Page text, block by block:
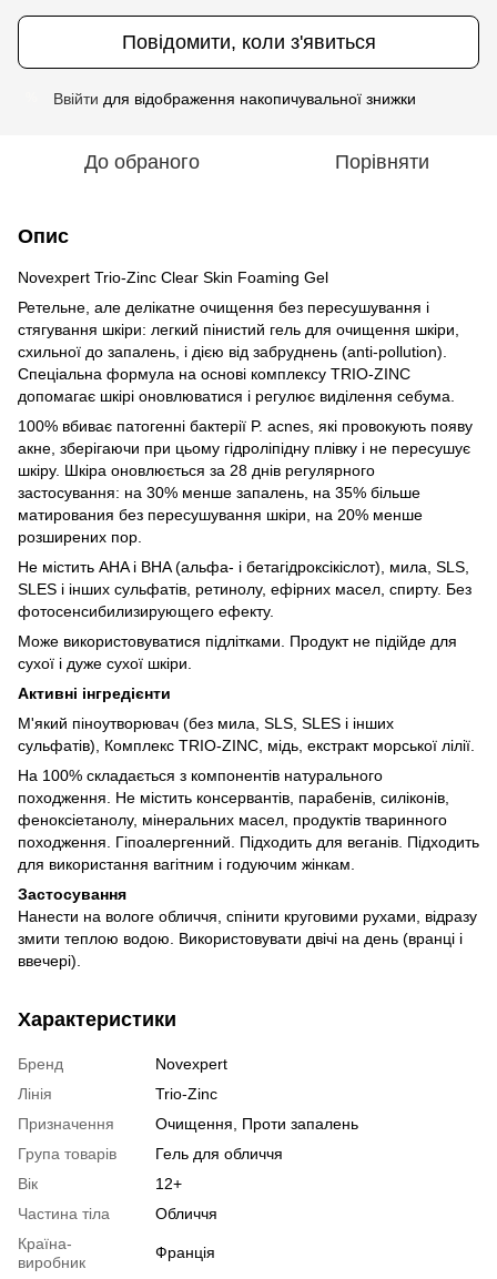
Повідомити, коли з'явиться
Ввійти для відображення накопичувальної знижки
До обраного Порівняти
Опис
Novexpert Trio-Zinc Clear Skin Foaming Gel
Ретельне, але делікатне очищення без пересушування і
стягування шкіри: легкий пінистий гель для очищення шкіри,
схильної до запалень, і дією від забруднень (anti-pollution).
Спеціальна формула на основі комплексу TRIO-ZINC
допомагає шкірі оновлюватися і регулює виділення себума.
100% вбиває патогенні бактерії P. acnes, які провокують появу
акне, зберігаючи при цьому гідроліпідну плівку і не пересушує
шкіру. Шкіра оновлюється за 28 днів регулярного
застосування: на 30% менше запалень, на 35% більше
матирования без пересушування шкіри, на 20% менше
розширених пор.
Не містить AHA і BHA (альфа- і бетагідроксікіслот), мила, SLS,
SLES і інших сульфатів, ретинолу, ефірних масел, спирту. Без
фотосенсибилизирующего ефекту.
Може використовуватися підлітками. Продукт не підійде для
сухої і дуже сухої шкіри.
Активні інгредієнти
М'який піноутворювач (без мила, SLS, SLES і інших
сульфатів), Комплекс TRIO-ZINC, мідь, екстракт морської лілії.
На 100% складається з компонентів натурального
походження. Не містить консервантів, парабенів, силіконів,
феноксіетанолу, мінеральних масел, продуктів тваринного
походження. Гіпоалергенний. Підходить для веганів. Підходить
для використання вагітним і годуючим жінкам.
Застосування
Нанести на вологе обличчя, спінити круговими рухами, відразу
змити теплою водою. Використовувати двічі на день (вранці і
ввечері).
Характеристики
Бренд
Novexpert
Лінія
Trio-Zinc
Призначення
Очищення, Проти запалень
Група товарів
Гель для обличчя
Вік
12+
Частина тіла
Обличчя
Країна-
виробник
Франція